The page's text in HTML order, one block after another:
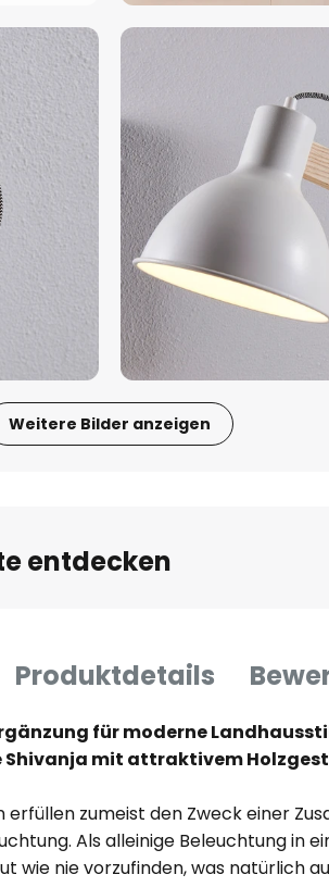
Weitere Bilder anzeigen
entdecken
Produktdetails
für moderne
Shivanja mit attraktivem
erfüllen zumeist den Zweck einer
Als alleinige Beleuchtung in
wie nie vorzufinden, was natürlich